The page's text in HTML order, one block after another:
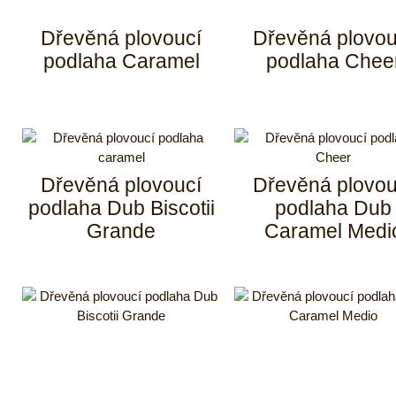
Dřevěná plovoucí
podlaha Caramel
Dřevěná
podlaha
Dřevěná plovoucí
podlaha Dub Biscotii
Grande
Dřevěná
podlaha Dub
Caramel